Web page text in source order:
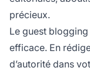
précieux.
Le guest
efficace. En
d’autorité dans